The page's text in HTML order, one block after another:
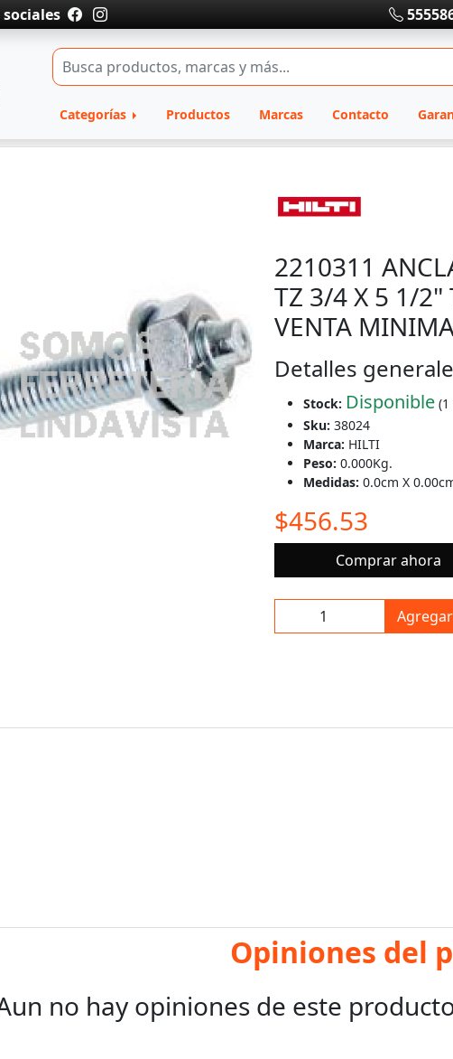
Categorías Productos Marcas Contacto
2210311
TZ 3/4 X 5 1/2"
VENTA
Detalles
Stock: Disponible (1
Sku: 38024
Marca: HILTI
Peso: 0.000Kg.
Medidas: 0.0cm X
$456.53
Comprar ahora
Opiniones del
no hay opiniones de este